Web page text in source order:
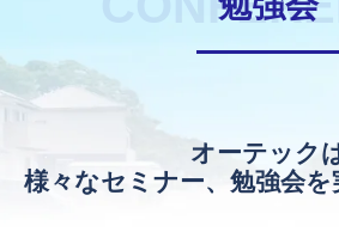
プ
オーテック
様々なセミナー、勉強会